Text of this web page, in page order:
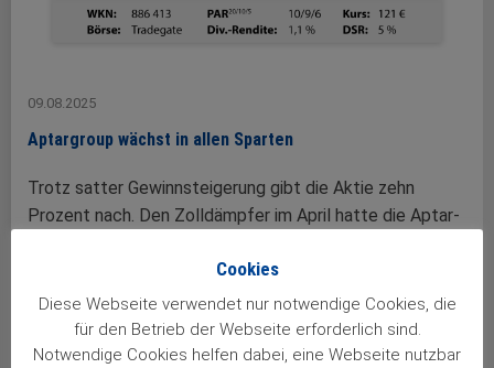
09.08.2025
Aptargroup wächst in allen Sparten
Trotz satter Gewinnsteigerung gibt die Aktie zehn
Prozent nach. Den Zolldämpfer im April hatte die Aptar-
Jahreshöchststände erklommen. Nun bekommen die
Börsianer aber eine erneute Chance, die Anteilscheine
günstiger einzusammeln. Auslöser waren die jüngsten
Quartalszahlen, die den Kurs fast …
Cookies
Diese Webseite verwendet nur notwendige Cookies, die
für den Betrieb der Webseite erforderlich sind.
Notwendige Cookies helfen dabei, eine Webseite nutzbar